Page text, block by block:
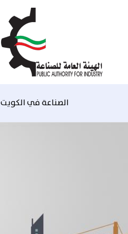
الصناعة في الكويت